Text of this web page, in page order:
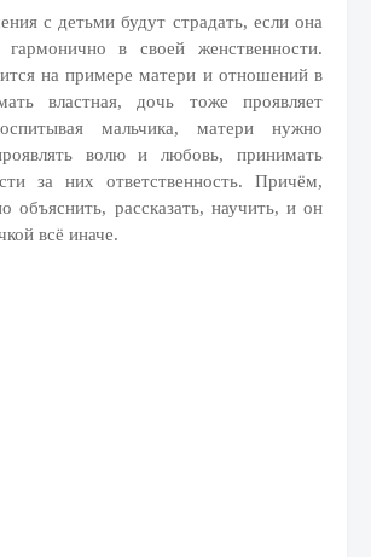
с детьми будут страдать, если она
гармонично в своей женственности.
на примере матери и отношений в
властная, дочь тоже проявляет
мальчика, матери нужно
волю и любовь, принимать
за них ответственность. Причём,
объяснить, рассказать, научить, и он
всё иначе.